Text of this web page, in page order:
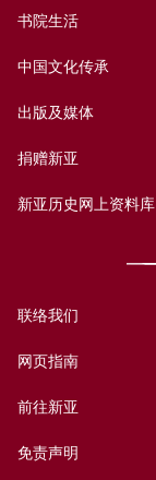
书院生活
中国文化传承
出版及媒体
捐赠新亚
新亚历史网上资料库
联络我们
网页指南
前往新亚
免责声明